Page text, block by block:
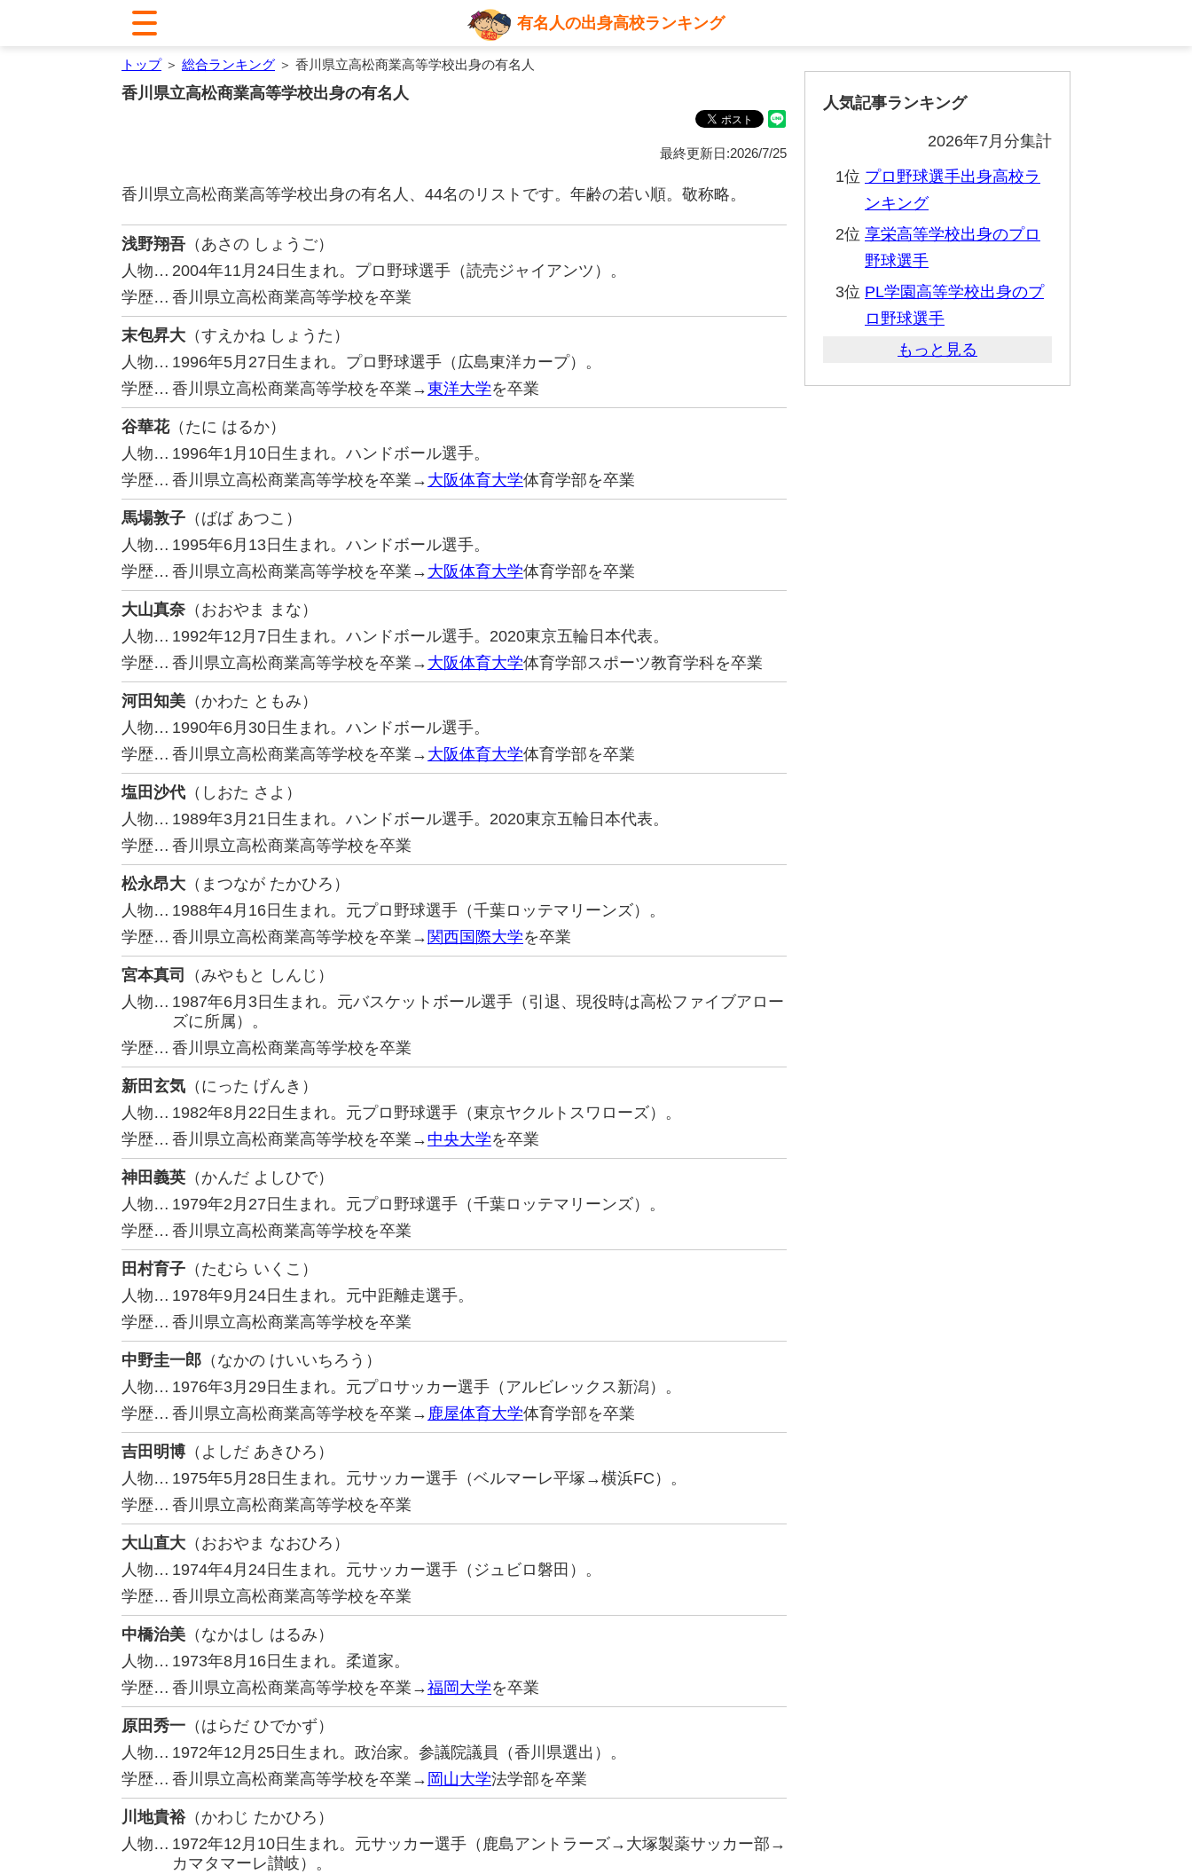
有名人の出身高校ランキング
トップ＞ 総合ランキング ＞ 香川県立高松商業高等学校出身の有名人
香川県立高松商業高等学校出身の有名人
最終更新日:2026/7/25
香川県立高松商業高等学校出身の有名人、44名のリストです。年齢の若い順。敬称略。
浅野翔吾 （あさの しょうご）
人物… 2004年11月24日生まれ。プロ野球選手（読売ジャイアンツ）。
学歴… 香川県立高松商業高等学校を卒業
末包昇大 （すえかね しょうた）
人物… 1996年5月27日生まれ。プロ野球選手（広島東洋カープ）。
学歴… 香川県立高松商業高等学校を卒業→東洋大学を卒業
谷華花（たに はるか）
人物… 1996年1月10日生まれ。ハンドボール選手。
学歴… 香川県立高松商業高等学校を卒業→ 大阪体育大学体育学部を卒業
馬場敦子 （ばば あつこ）
人物… 1995年6月13日生まれ。ハンドボール選手。
学歴… 香川県立高松商業高等学校を卒業→ 大阪体育大学体育学部を卒業
大山真奈 （おおやま まな）
人物… 1992年12月7日生まれ。ハンドボール選手。2020東京五輪日本代表。
学歴… 香川県立高松商業高等学校を卒業→ 大阪体育大学体育学部スポーツ教育学科を卒業
河田知美 （かわた ともみ）
人物… 1990年6月30日生まれ。ハンドボール選手。
学歴… 香川県立高松商業高等学校を卒業→ 大阪体育大学体育学部を卒業
塩田沙代 （しおた さよ）
人物… 1989年3月21日生まれ。ハンドボール選手。2020東京五輪日本代表。
学歴… 香川県立高松商業高等学校を卒業
松永昂大 （まつなが たかひろ）
人物… 1988年4月16日生まれ。元プロ野球選手（千葉ロッテマリーンズ）。
学歴… 香川県立高松商業高等学校を卒業→ 関西国際大学を卒業
宮本真司
（みやもと しんじ）
人物… 1987年6月3日生まれ。元バスケットボール選手（引退、現役時は高松ファイブアロー
ズに所属）。
学歴… 香川県立高松商業高等学校を卒業
新田玄気 （にった げんき）
人物… 1982年8月22日生まれ。元プロ野球選手（東京ヤクルトスワローズ）。
学歴… 香川県立高松商業高等学校を卒業→ 中央大学を卒業
神田義英 （かんだ よしひで）
人物… 1979年2月27日生まれ。元プロ野球選手（千葉ロッテマリーンズ）。
学歴… 香川県立高松商業高等学校を卒業
田村育子 （たむら いくこ）
人物… 1978年9月24日生まれ。元中距離走選手。
学歴… 香川県立高松商業高等学校を卒業
中野圭一郎 （なかの けいいちろう）
人物… 1976年3月29日生まれ。元プロサッカー選手（アルビレックス新潟）。
学歴… 香川県立高松商業高等学校を卒業→ 鹿屋体育大学体育学部を卒業
吉田明博 （よしだ あきひろ）
人物… 1975年5月28日生まれ。元サッカー選手（ベルマーレ平塚→横浜FC）。
学歴… 香川県立高松商業高等学校を卒業
大山直大 （おおやま なおひろ）
人物… 1974年4月24日生まれ。元サッカー選手（ジュビロ磐田）。
学歴… 香川県立高松商業高等学校を卒業
中橋治美 （なかはし はるみ）
人物… 1973年8月16日生まれ。柔道家。
学歴… 香川県立高松商業高等学校を卒業→福岡大学を卒業
原田秀一 （はらだ ひでかず）
人物… 1972年12月25日生まれ。政治家。参議院議員（香川県選出）。
学歴… 香川県立高松商業高等学校を卒業→ 岡山大学法学部を卒業
川地貴裕（かわじ たかひろ）
人物… 1972年12月10日生まれ。元サッカー選手（鹿島アントラーズ→大塚製薬サッカー部→
カマタマーレ讃岐）。
人気記事ランキング
2026年7月分集計
1位 プロ野球選手出身高校ラ
ンキング
2位 享栄高等学校出身のプロ
野球選手
3位 PL学園高等学校出身のプ
ロ野球選手
もっと見る